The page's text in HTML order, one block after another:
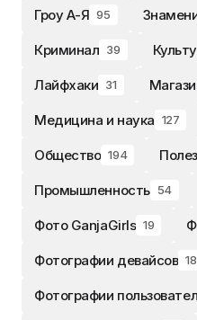
Гроу А-Я 95
Криминал 39
Лайфхаки 31
Медицина и наука 127
Общество 194
Промышленность 54
Фото GanjaGirls 19
Фотографии девайсов 18
Фотографии